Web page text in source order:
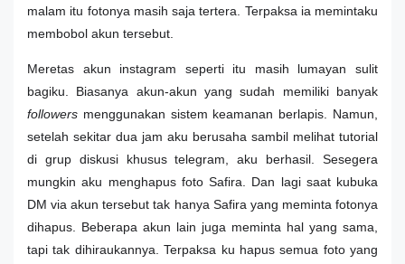
malam itu fotonya masih saja tertera. Terpaksa ia memintaku
membobol akun tersebut.
Meretas akun instagram seperti itu masih lumayan sulit
bagiku. Biasanya akun-akun yang sudah memiliki banyak
followers menggunakan sistem keamanan berlapis. Namun,
setelah sekitar dua jam aku berusaha sambil melihat tutorial
di grup diskusi khusus telegram, aku berhasil. Sesegera
mungkin aku menghapus foto Safira. Dan lagi saat kubuka
DM via akun tersebut tak hanya Safira yang meminta fotonya
dihapus. Beberapa akun lain juga meminta hal yang sama,
tapi tak dihiraukannya. Terpaksa ku hapus semua foto yang